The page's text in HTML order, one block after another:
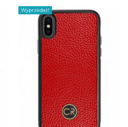
Wyprzedaż!